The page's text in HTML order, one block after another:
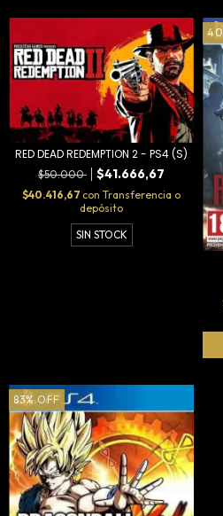
RED DEAD REDEMPTION 2 - PS4 (S)
$50.000 $41.666,67
$40.416,67 con Transferencia o
depósito
SIN STOCK
40
83% OFF